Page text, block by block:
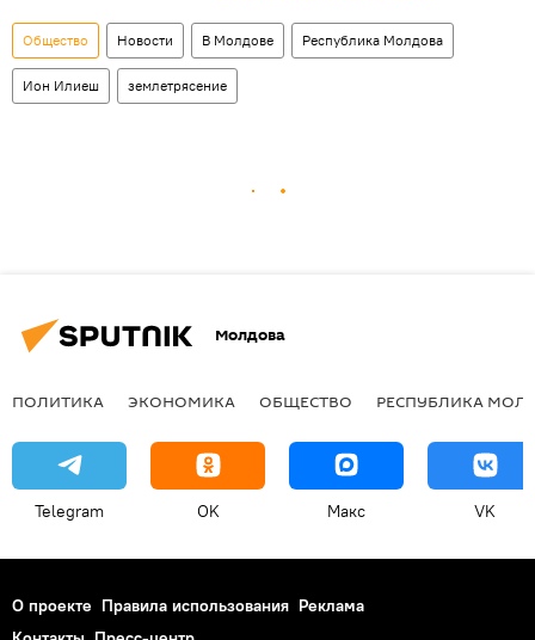
Общество Новости В Молдове Республика Молдова
Ион Илиеш землетрясение
Молдова
ПОЛИТИКА ЭКОНОМИКА ОБЩЕСТВО РЕСПУБЛИКА
Telegram OK Макс VK
О проекте Правила использования Реклама